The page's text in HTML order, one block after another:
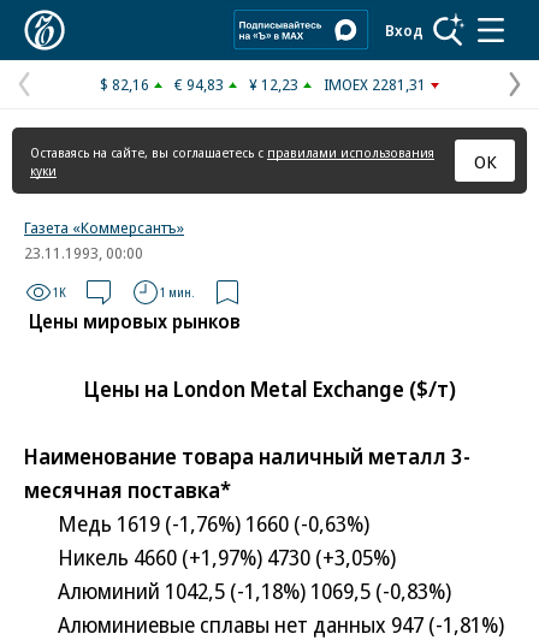
Вход
Предыдущая
страница
$ 82,16 € 94,83 ¥ 12,23 IMOEX 2281,31
Оставаясь на сайте, вы соглашаетесь с правилами использования
куки
ОК
Газета «Коммерсантъ»
23.11.1993, 00:00
1K 1 мин.
Цены мировых рынков
Цены на London Metal Exchange ($/т)
Наименование товара наличный металл 3-
месячная поставка*
Медь 1619 (-1,76%) 1660 (-0,63%)
Никель 4660 (+1,97%) 4730 (+3,05%)
Алюминий 1042,5 (-1,18%) 1069,5 (-0,83%)
Алюминиевые сплавы нет данных 947 (-1,81%)